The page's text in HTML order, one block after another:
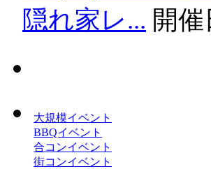
隠れ家レ... 開催
大規模イベント
BBQイベント
合コンイベント
街コンイベント